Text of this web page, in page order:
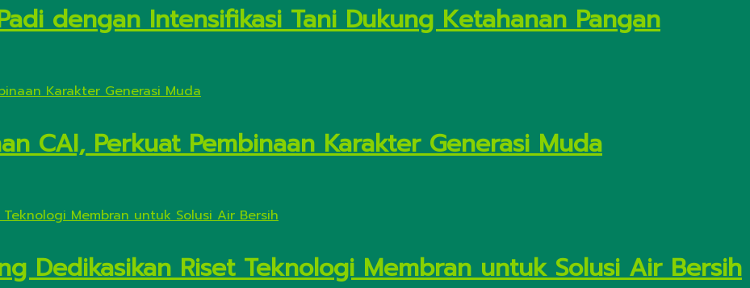
dengan Intensifikasi Tani Dukung Ketahanan Pangan
CAI, Perkuat Pembinaan Karakter Generasi Muda
Dedikasikan Riset Teknologi Membran untuk Solusi Air Bersih